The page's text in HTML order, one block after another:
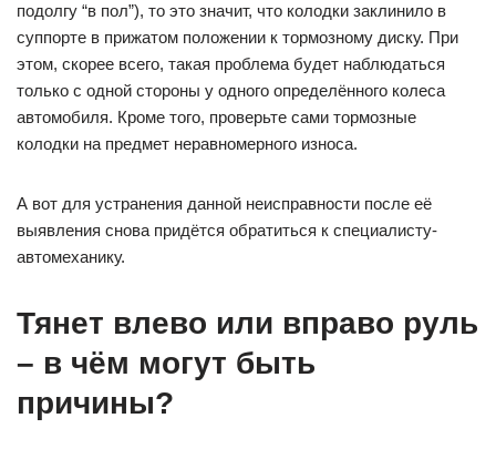
подолгу “в пол”), то это значит, что колодки заклинило в
суппорте в прижатом положении к тормозному диску. При
этом, скорее всего, такая проблема будет наблюдаться
только с одной стороны у одного определённого колеса
автомобиля. Кроме того, проверьте сами тормозные
колодки на предмет неравномерного износа.
А вот для устранения данной неисправности после её
выявления снова придётся обратиться к специалисту-
автомеханику.
Тянет влево или вправо руль
– в чём могут быть
причины?